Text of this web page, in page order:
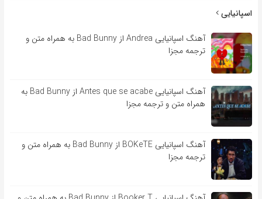
اسپانیایی
آهنگ اسپانیایی Andrea از Bad Bunny به همراه متن و
ترجمه مجزا
آهنگ اسپانیایی Antes que se acabe از Bad Bunny به
همراه متن و ترجمه مجزا
آهنگ اسپانیایی BOKeTE از Bad Bunny به همراه متن و
ترجمه مجزا